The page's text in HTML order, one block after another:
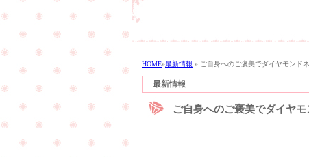
HOME»最新情報 » ご自身へのご褒美でダイヤモンド
最新情報
ご自身へのご褒美でダイヤ